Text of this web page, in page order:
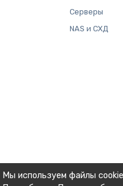
Мы используем файлы
Серверы
NAS и СХД